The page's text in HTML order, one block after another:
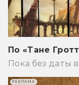
По «Тане
Пока без даты
РЕКЛАМА